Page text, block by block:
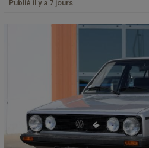
Publié il y a 7 jours